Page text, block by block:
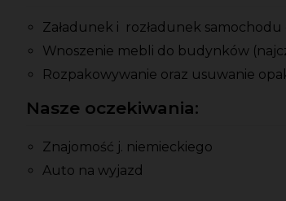
Załadunek i rozładunek
Wnoszenie mebli do budynków
Rozpakowywanie oraz usuwanie
Nasze oczekiwania:
Znajomość j. niemieckiego
Auto na wyjazd